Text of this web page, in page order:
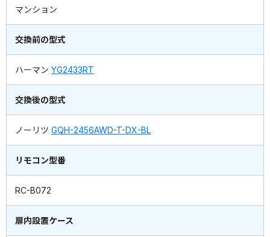
マンション
交換前の型式
ハーマン YG2433RT
交換後の型式
ノーリツ GQH-2456AWD-T-DX-BL
リモコン型番
RC-B072
扉内設置ケース